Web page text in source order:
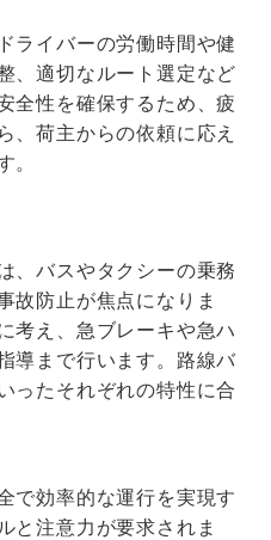
ライバーの労働時間や健
、適切なルート選定など
全性を確保するため、疲
、荷主からの依頼に応え
。
、バスやタクシーの乗務
故防止が焦点になりま
考え、急ブレーキや急ハ
導まで行います。路線バ
ったそれぞれの特性に合
で効率的な運行を実現す
と注意力が要求されま